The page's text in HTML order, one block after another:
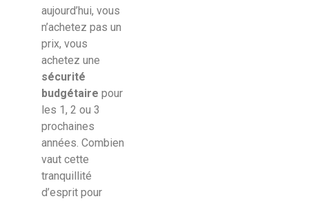
aujourd’hui, vous
n’achetez pas un
prix, vous
achetez une
sécurité
budgétaire pour
les 1, 2 ou 3
prochaines
années. Combien
vaut cette
tranquillité
d’esprit pour